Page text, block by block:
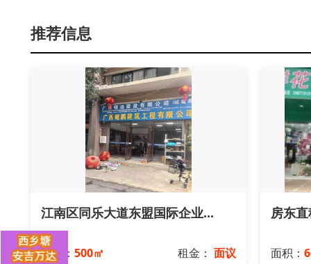
推荐信息
江南区同乐大道东盟国际企业...
面积： 500㎡ 租金： 面议
房东
面积：